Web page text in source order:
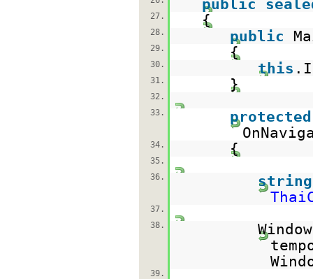
public
27. {
28. public
29. {
30. this
31. }
32.
33.
protected
34. {
35.
36.
string
37.
38.
39.